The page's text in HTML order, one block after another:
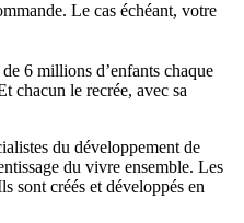
Le cas échéant, votre
6 millions d’enfants chaque
chacun le recrée, avec sa
du développement de
du vivre ensemble. Les
sont créés et développés en